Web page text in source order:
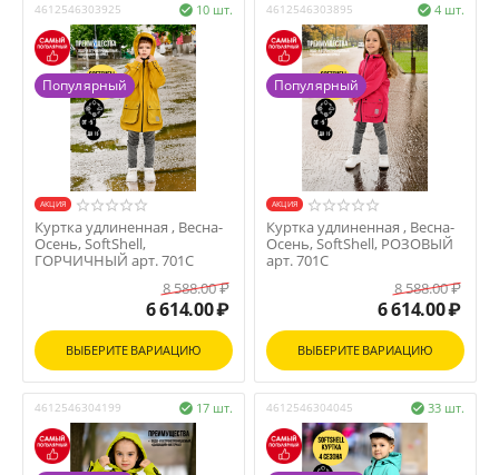
4612546303925 10 шт.

Популярный
AКЦИЯ
Куртка удлиненная , Весна-
Осень, SoftShell,
ГОРЧИЧНЫЙ арт. 701С
8 588.00₽
6 614.00₽
ВЫБЕРИТЕ ВАРИАЦИЮ
4612546303895 4 шт.

Популярный
AКЦИЯ
Куртка удлиненная , Весна-
Осень, SoftShell, РОЗОВЫЙ
арт. 701С
8 588.00₽
6 614.00₽
ВЫБЕРИТЕ ВАРИАЦИЮ
4612546304199 17 шт.
 4612546304045 33 шт.
